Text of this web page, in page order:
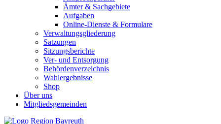
Ämter & Sachgebiete
Aufgaben
Online-Dienste & Formulare
Verwaltungsgliederung
Satzungen
Sitzungsberichte
Ver- und Entsorgung
Behördenverzeichnis
Wahlergebnisse
Shop
Über uns
Mitgliedsgemeinden